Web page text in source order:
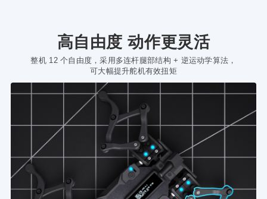
高自由度 动作更灵活
整机 12 个自由度，采用多连杆腿部结构 + 逆运动学算法，
可大幅提升舵机有效扭矩